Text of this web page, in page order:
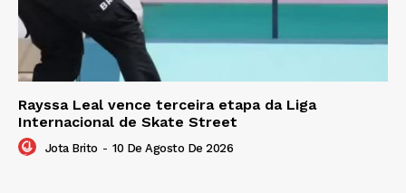
Rayssa Leal vence terceira etapa da Liga
Internacional de Skate Street
Jota Brito - 10 De Agosto De 2026